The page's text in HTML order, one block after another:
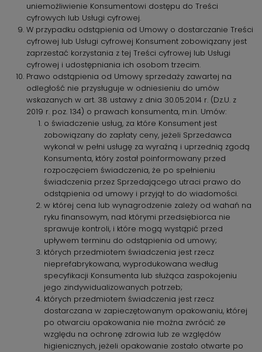
uniemożliwienie Konsumentowi dostępu do Treści
cyfrowych lub Usługi cyfrowej.
W przypadku odstąpienia od Umowy o dostarczanie Treści
cyfrowej lub Usługi cyfrowej Konsument zobowiązany jest
zaprzestać korzystania z tej Treści cyfrowej lub Usługi
cyfrowej i udostępniania ich osobom trzecim.
Prawo odstąpienia od Umowy sprzedaży zawartej na
odległość nie przysługuje w odniesieniu do umów
wskazanych w art. 38 ustawy z dnia 30.05.2014 r. (Dz.U. z
2019 r. poz. 134) o prawach konsumenta, m.in. Umów:
o świadczenie usług, za które Konsument jest
zobowiązany do zapłaty ceny, jeżeli Sprzedawca
wykonał w pełni usługę za wyraźną i uprzednią zgodą
Konsumenta, który został poinformowany przed
rozpoczęciem świadczenia, że po spełnieniu
świadczenia przez Sprzedającego utraci prawo do
odstąpienia od umowy i przyjął to do wiadomości.
w której cena lub wynagrodzenie zależy od wahań na
ryku finansowym, nad którymi przedsiębiorca nie
sprawuje kontroli, i które mogą wystąpić przed
upływem terminu do odstąpienia od umowy;
których przedmiotem świadczenia jest rzecz
nieprefabrykowana, wyprodukowana według
specyfikacji Konsumenta lub służąca zaspokojeniu
jego zindywidualizowanych potrzeb;
których przedmiotem świadczenia jest rzecz
dostarczana w zapieczętowanym opakowaniu, której
po otwarciu opakowania nie można zwrócić ze
względu na ochronę zdrowia lub ze względów
higienicznych, jeżeli opakowanie zostało otwarte po